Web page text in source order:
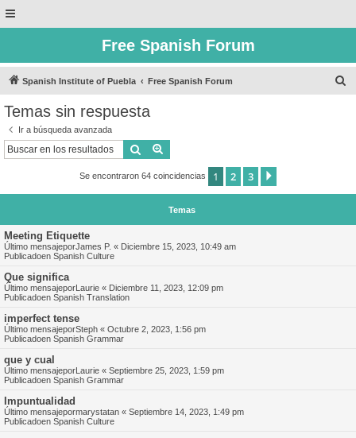
Free Spanish Forum
Spanish Institute of Puebla Free Spanish Forum
Temas sin respuesta
Ir a búsqueda avanzada
Buscar
Se encontraron 64 coincidencias 1 2 3
Temas
Meeting Etiquette
Último mensajeporJames P. « Diciembre 15, 2023, 10:49 am
Publicadoen Spanish Culture
Que significa
Último mensajeporLaurie « Diciembre 11, 2023, 12:09 pm
Publicadoen Spanish Translation
imperfect tense
Último mensajeporSteph « Octubre 2, 2023, 1:56 pm
Publicadoen Spanish Grammar
que y cual
Último mensajeporLaurie « Septiembre 25, 2023, 1:59 pm
Publicadoen Spanish Grammar
Impuntualidad
Último mensajepormarystatan « Septiembre 14, 2023, 1:49 pm
Publicadoen Spanish Culture